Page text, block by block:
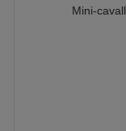
Mini-